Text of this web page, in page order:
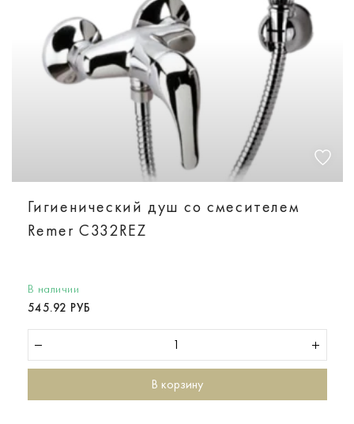
Гигиенический душ со смесителем
Remer C332REZ
В наличии
545.92 РУБ
В корзину